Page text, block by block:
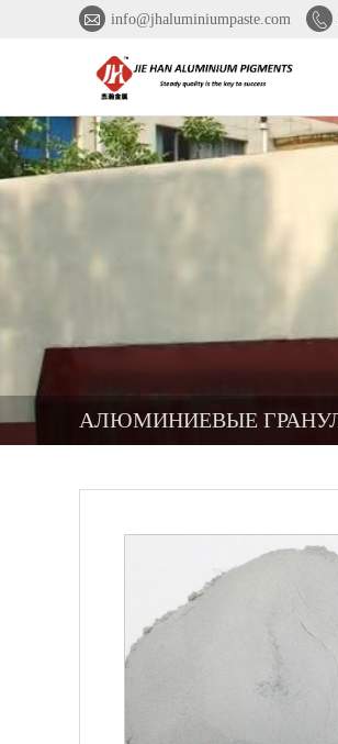
 info@jhaluminiumpaste.com 
АЛЮМИНИЕВЫЕ